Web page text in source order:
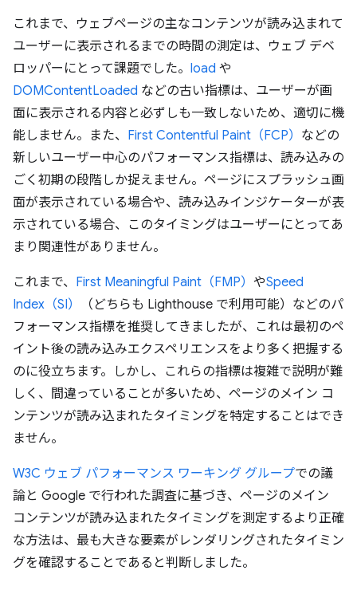
これまで、ウェブページの主なコンテンツが読み込まれて
ユーザーに表示されるまでの時間の測定は、ウェブ デベ
ロッパーにとって課題でした。 load や
DOMContentLoaded などの古い指標は、ユーザーが画
面に表示される内容と必ずしも一致しないため、適切に機
能しません。また、 First Contentful Paint（FCP） などの
新しいユーザー中心のパフォーマンス指標は、読み込みの
ごく初期の段階しか捉えません。ページにスプラッシュ画
面が表示されている場合や、読み込みインジケーターが表
示されている場合、このタイミングはユーザーにとってあ
まり関連性がありません。
これまで、 First Meaningful Paint（FMP） やSpeed
Index（SI）
（どちらも Lighthouse で利用可能）などのパ
フォーマンス指標を推奨してきましたが、これは最初のペ
イント後の読み込みエクスペリエンスをより多く把握する
のに役立ちます。しかし、これらの指標は複雑で説明が難
しく、間違っていることが多いため、ページのメイン コ
ンテンツが読み込まれたタイミングを特定することはでき
ません。
W3C ウェブ パフォーマンス ワーキング グループでの議
論と Google で行われた調査に基づき、ページのメイン
コンテンツが読み込まれたタイミングを測定するより正確
な方法は、最も大きな要素がレンダリングされたタイミン
グを確認することであると判断しました。